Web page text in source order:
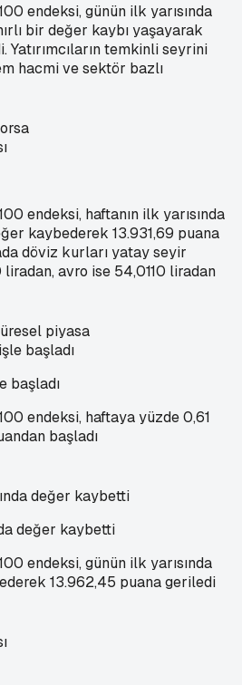
endeksi, günün ilk yarısında
bir değer kaybı yaşayarak
Yatırımcıların temkinli seyrini
hacmi ve sektör bazlı
endeksi, haftanın ilk yarısında
kaybederek 13.931,69 puana
döviz kurları yatay seyir
avro ise 54,0110 liradan
piyasa
başladı
endeksi, haftaya yüzde 0,61
başladı
değer kaybetti
endeksi, günün ilk yarısında
13.962,45 puana geriledi